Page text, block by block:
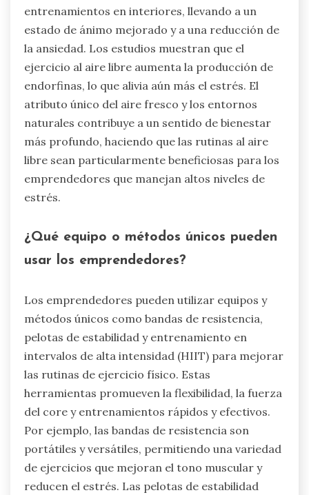
entrenamientos en interiores, llevando a un
estado de ánimo mejorado y a una reducción de
la ansiedad. Los estudios muestran que el
ejercicio al aire libre aumenta la producción de
endorfinas, lo que alivia aún más el estrés. El
atributo único del aire fresco y los entornos
naturales contribuye a un sentido de bienestar
más profundo, haciendo que las rutinas al aire
libre sean particularmente beneficiosas para los
emprendedores que manejan altos niveles de
estrés.
¿Qué equipo o métodos únicos pueden
usar los emprendedores?
Los emprendedores pueden utilizar equipos y
métodos únicos como bandas de resistencia,
pelotas de estabilidad y entrenamiento en
intervalos de alta intensidad (HIIT) para mejorar
las rutinas de ejercicio físico. Estas
herramientas promueven la flexibilidad, la fuerza
del core y entrenamientos rápidos y efectivos.
Por ejemplo, las bandas de resistencia son
portátiles y versátiles, permitiendo una variedad
de ejercicios que mejoran el tono muscular y
reducen el estrés. Las pelotas de estabilidad